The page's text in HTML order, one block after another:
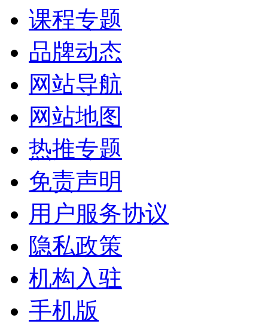
课程专题
品牌动态
网站导航
网站地图
热推专题
免责声明
用户服务协议
隐私政策
机构入驻
手机版